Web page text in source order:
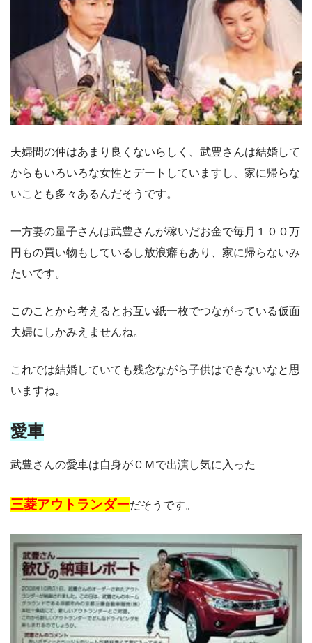
夫婦間の仲はあまり良くないらしく、武豊さんは結婚して
からもいろいろな女性とデートしていますし、家に帰らな
いことも多々あるんだそうです。
一方妻の量子さんは武豊さんが稼いだお金で毎月１００万
円もの買い物もしているし放浪癖もあり、家に帰らないみ
たいです。
このことから考えるとお互い紙一枚でつながっている仮面
夫婦にしかみえませんね。
これでは結婚していても残念ながら子供はできないなと思
いますね。
愛車
武豊さんの愛車は自身がＣＭで出演し気に入った
三菱アウトランダーだそうです。